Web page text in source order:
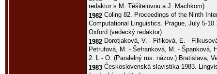
redaktor s M. Těšitelovou a J. Machkom)
1982 Coling 82. Proceedings of the Ninth
Computational Linguistics. Prague, July 5-10
Oxford (vedecký redaktor)
1982 Dorotjaková, V. - Fifiková, E. -
Petrufová, M. - Šefranková, M. - Španková,
2. L - O. (Paralelný rus. názov.) Bratislava,
1983 Československá slavistika 1983.